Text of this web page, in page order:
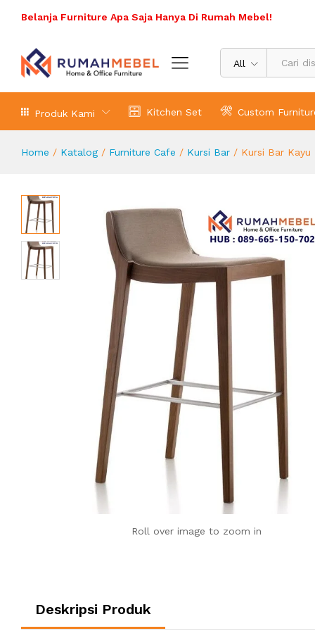
Belanja Furniture Apa Saja Hanya Di Rumah Mebel!
All
Produk Kami Kitchen Set Custom
Home / Katalog / Furniture Cafe / Kursi Bar / Kursi Bar Kayu
Roll over image to zoom in
Deskripsi Produk
Deskripsi Produk